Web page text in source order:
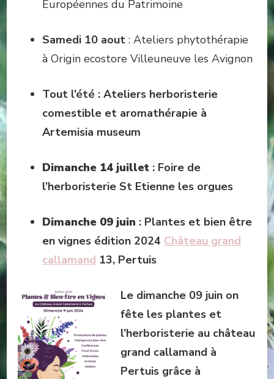
Européennes du Patrimoine
Samedi 10 aout : Ateliers phytothérapie
à Origin ecostore Villeuneuve les Avignon
Tout l’été : Ateliers herboristerie
comestible et aromathérapie à
Artemisia museum
Dimanche 14 juillet : Foire de
l’herboristerie St Etienne les orgues
Dimanche 09 juin : Plantes et bien être
en vignes édition 2024 Château grand
callamand 13, Pertuis
Le dimanche 09 juin on
fête les plantes et
l’herboristerie au château
grand callamand à
Pertuis grâce à